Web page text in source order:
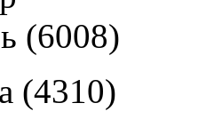
(6008)
(4310)